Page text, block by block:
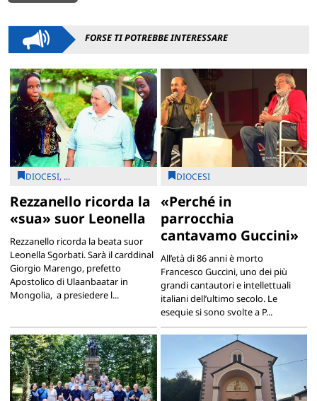
FORSE TI POTREBBE INTERESSARE
DIOCESI, ...
Rezzanello ricorda la
«sua» suor Leonella
Rezzanello ricorda la beata suor
Leonella Sgorbati. Sarà il carddinal
Giorgio Marengo, prefetto
Apostolico di Ulaanbaatar in
Mongolia, a presiedere l...
DIOCESI
«Perché in
parrocchia
cantavamo Guccini»
All’età di 86 anni è morto
Francesco Guccini, uno dei più
grandi cantautori e intellettuali
italiani dell’ultimo secolo. Le
esequie si sono svolte a P...